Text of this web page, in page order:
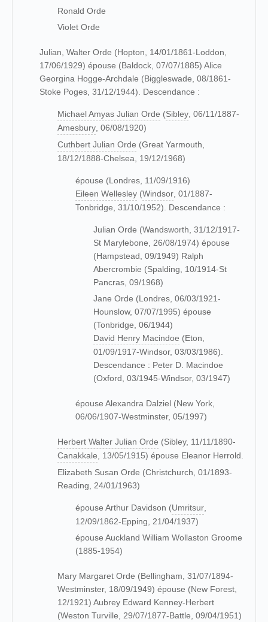
Ronald Orde
Violet Orde
Julian, Walter Orde (Hopton, 14/01/1861-Loddon,
17/06/1929) épouse (Baldock, 07/07/1885) Alice
Georgina Hogge-Archdale (Biggleswade, 08/1861-
Stoke Poges, 31/12/1944). Descendance :
Michael Amyas Julian Orde (Sibley , 06/11/1887-
Amesbury , 06/08/1920)
Cuthbert Julian Orde (Great Yarmouth,
18/12/1888-Chelsea, 19/12/1968)
épouse (Londres, 11/09/1916)
Eileen Wellesley (Windsor , 01/1887-
Tonbridge, 31/10/1952). Descendance :
Julian Orde (Wandsworth, 31/12/1917-
St Marylebone, 26/08/1974) épouse
(Hampstead, 09/1949) Ralph
Abercrombie (Spalding, 10/1914-St
Pancras, 09/1968)
Jane Orde (Londres, 06/03/1921-
Hounslow, 07/07/1995) épouse
(Tonbridge, 06/1944)
David Henry Macindoe (Eton,
01/09/1917-Windsor, 03/03/1986).
Descendance : Peter D. Macindoe
(Oxford, 03/1945-Windsor, 03/1947)
épouse Alexandra Dalziel (New York,
06/06/1907-Westminster, 05/1997)
Herbert Walter Julian Orde (Sibley, 11/11/1890-
Canakkale , 13/05/1915) épouse Eleanor Herrold.
Elizabeth Susan Orde (Christchurch, 01/1893-
Reading, 24/01/1963)
épouse Arthur Davidson (Umritsur
12/09/1862-Epping, 21/04/1937)
épouse Auckland William Wollaston Groome
(1885-1954)
Mary Margaret Orde (Bellingham, 31/07/1894-
Westminster, 18/09/1949) épouse (New Forest,
12/1921) Aubrey Edward Kenney-Herbert
(Weston Turville, 29/07/1877-Battle, 09/04/1951)